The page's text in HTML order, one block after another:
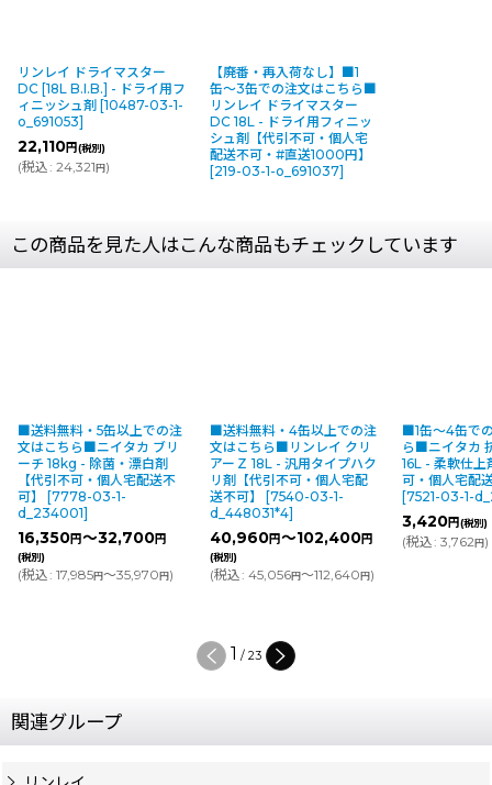
リンレイ ドライマスター
DC [18L B.I.B.] - ドライ用フ
ィニッシュ剤 [10487-03-1-
o_691053]
22,110円(税別)
(税込: 24,321円)
【廃番・再入荷なし】■1
缶〜3缶での注文はこちら■
リンレイ ドライマスター
DC 18L - ドライ用フィニッ
シュ剤【代引不可・個人宅
配送不可・#直送1000円】
[219-03-1-o_691037]
この商品を見た人はこんな商品もチェックしています
■送料無料・5缶以上での注
文はこちら■ニイタカ ブリ
ーチ 18kg - 除菌・漂白剤
【代引不可・個人宅配送不
可】
[7778-03-1-
d_234001]
16,350円～32,700円
(税別)
(税込: 17,985円～35,970円)
■送料無料・4缶以上での注
文はこちら■リンレイ クリ
アーＺ 18L - 汎用タイプハク
リ剤【代引不可・個人宅配
送不可】
[7540-03-1-
d_448031*4]
40,960円～102,400円
(税別)
(税込: 45,056円～112,640円)
■1缶〜4缶で
ら■ニイタカ
16L - 柔軟仕上
可・個人宅配
[7521-03-1-
3,420円(税別)
(税込: 3,762円)
1 / 23
関連グループ